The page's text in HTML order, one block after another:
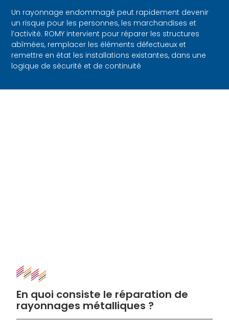
Un rayonnage endommagé peut rapidement devenir
un risque pour les personnes, les marchandises et
l’activité. ROMY intervient pour réparer les structures
abîmées, remplacer les éléments défectueux et
remettre en état les installations existantes, dans une
logique de sécurité et de continuité
En quoi consiste le réparation de
rayonnages métalliques ?